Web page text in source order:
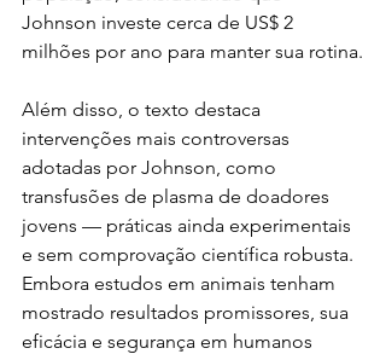
Johnson investe cerca de US$ 2
milhões por ano para manter sua rotina.
Além disso, o texto destaca
intervenções mais controversas
adotadas por Johnson, como
transfusões de plasma de doadores
jovens — práticas ainda experimentais
e sem comprovação científica robusta.
Embora estudos em animais tenham
mostrado resultados promissores, sua
eficácia e segurança em humanos